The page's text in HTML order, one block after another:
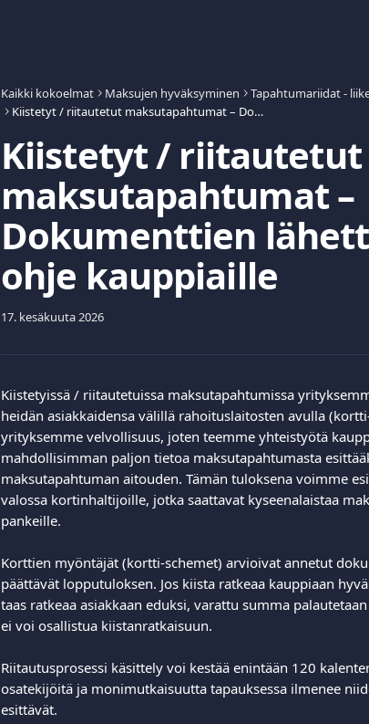
Kaikki kokoelmat Maksujen hyväksyminen
Tapahtumariidat -
Kiistetyt / riitautetut maksutapahtumat – Dokumenttien lähettämisen ohje kauppiaille
Kiistetyt / riitautetut
maksutapahtumat –
Dokumenttien
ohje kauppiaille
17. kesäkuuta 2026
Kiistetyissä / riitautetuissa maksutapahtumissa
heidän asiakkaidensa välillä rahoituslaitosten avulla
yrityksemme velvollisuus, joten teemme yhteistyötä
mahdollisimman paljon tietoa maksutapahtumasta
maksutapahtuman aitouden. Tämän tuloksena voimme
valossa kortinhaltijoille, jotka saattavat kyseenalaistaa
pankeille.
Korttien myöntäjät (kortti-schemet) arvioivat annetut
päättävät lopputuloksen. Jos kiista ratkeaa kauppiaan
taas ratkeaa asiakkaan eduksi, varattu summa
ei voi osallistua kiistanratkaisuun.
Riitautusprosessi käsittely voi kestää enintään 120
osatekijöitä ja monimutkaisuutta tapauksessa ilmenee
esittävät.